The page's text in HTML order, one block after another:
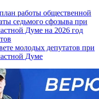
работы общественной
седьмого сфозыва при
Думе на 2026 год
молодых депутатов при
Думе